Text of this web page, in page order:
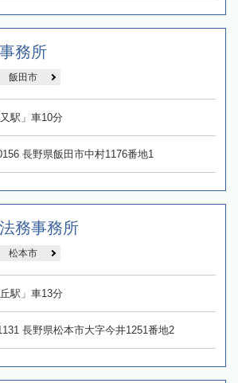
務所
飯田市
駅」車10分
長野県飯田市中村1176番地1
務事務所
松本市
駅」車13分
長野県松本市大字今井1251番地2